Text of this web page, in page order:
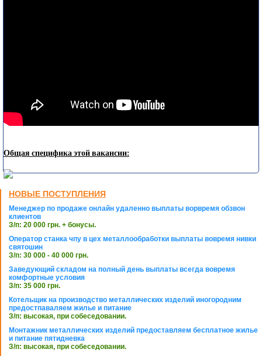
Общая специфика этой вакансии:
НОВЫЕ ПОСТУПЛЕНИЯ
Менеджер по продаже онлайн удаленно выплаты ворвремя обзвон
клиентов
З/п: 20 000 грн. + бонусы.
Оператор станка чпу в цех металлообработки выплаты вовремя нивки
святошин
З/п: 30 000 - 40 000 грн.
Заведующий складом на полный день выплаты всегда вовремя
комфортные условия
З/п: 35 000 грн.
Котельщик на производство металлических изделий иногородним
предостпаваляем жилье и питание
З/п: высокая, при собеседовании.
Монтажник металлических изделий предоставляем бесплатное жилье
и питание пятидневка
З/п: высокая, при собеседовании.